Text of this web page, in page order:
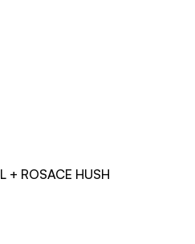
+ ROSACE HUSH